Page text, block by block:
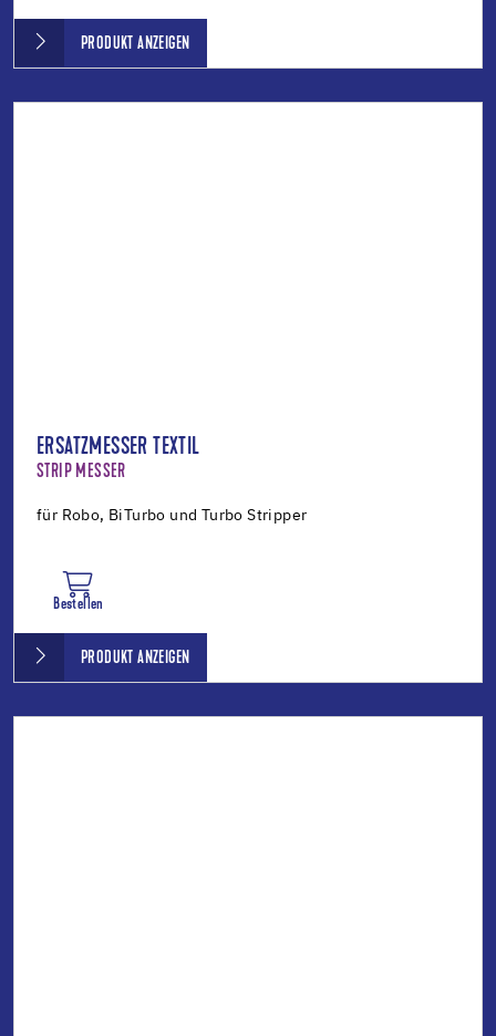
PRODUKT ANZEIGEN
ERSATZMESSER TEXTIL
STRIP MESSER
für Robo, BiTurbo und Turbo Stripper
Bestellen
PRODUKT ANZEIGEN